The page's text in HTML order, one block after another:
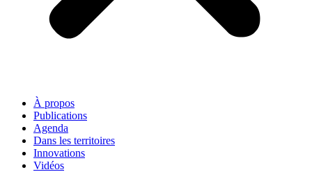
À propos
Publications
Agenda
Dans les territoires
Innovations
Vidéos